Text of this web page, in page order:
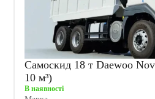
Самоскид 18 т Daewoo
10 м³)
В наявності